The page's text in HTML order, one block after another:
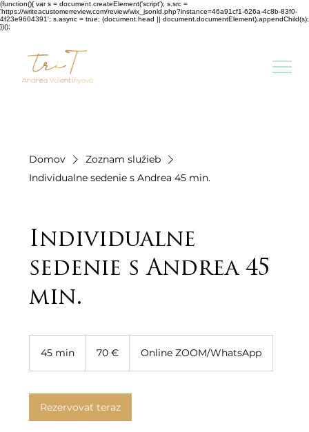
(function(){ var s = document.createElement('script'); s.src =
'https://writeacustomerreview.com/review/wix_jsonld.php?instance=46a91cf1-626a-4c8b-83f0-
4f23e9604391'; s.async = true; (document.head || document.documentElement).appendChild(s);
})();
Domov
Zoznam služieb
Individualne sedenie s Andrea 45 min.
Individualne
sedenie s Andrea 45
min.
45 min
i
n
70 € Online ZOOM/WhatsApp
Rezervovať teraz